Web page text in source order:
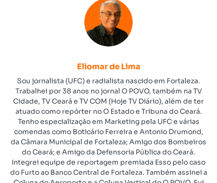
Eliomar de Lima
Sou jornalista (UFC) e radialista nascido em Fortaleza.
Trabalhei por 38 anos no jornal O POVO, também na TV
Cidade, TV Ceará e TV COM (Hoje TV Diário), além de ter
atuado como repórter no O Estado e Tribuna do Ceará.
Tenho especialização em Marketing pela UFC e várias
comendas como Boticário Ferreira e Antonio Drumond,
da Câmara Municipal de Fortaleza; Amigo dos Bombeiros
do Ceará; e Amigo da Defensoria Pública do Ceará.
Integrei equipe de reportagem premiada Esso pelo caso
do Furto ao Banco Central de Fortaleza. Também assinei a